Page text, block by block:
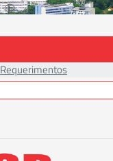
Requerimentos